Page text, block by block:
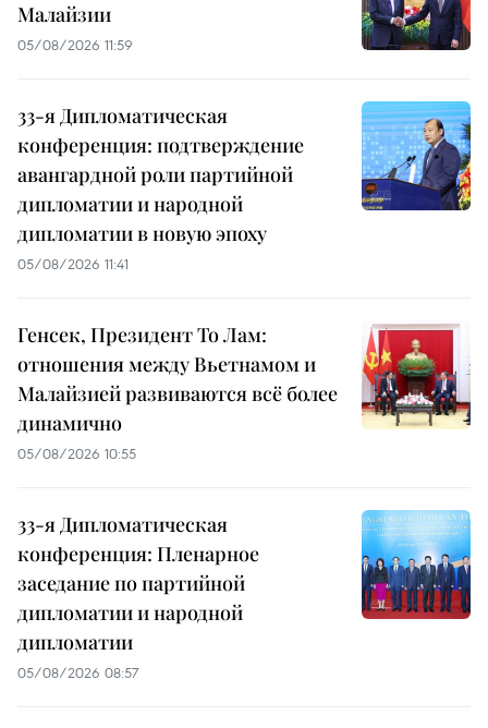
Малайзии
05/08/2026 11:59
33-я Дипломатическая
конференция: подтверждение
авангардной роли партийной
дипломатии и народной
дипломатии в новую эпоху
05/08/2026 11:41
Генсек, Президент То Лам:
отношения между Вьетнамом и
Малайзией развиваются всё более
динамично
05/08/2026 10:55
33-я Дипломатическая
конференция: Пленарное
заседание по партийной
дипломатии и народной
дипломатии
05/08/2026 08:57